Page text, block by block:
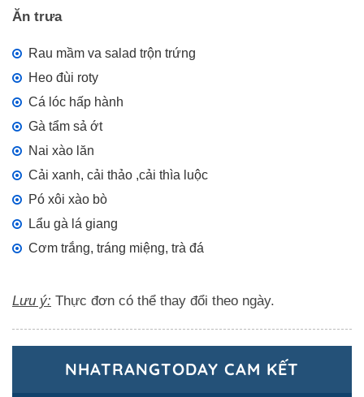
Ăn trưa
Rau mầm va salad trộn trứng
Heo đùi roty
Cá lóc hấp hành
Gà tẩm sả ớt
Nai xào lăn
Cải xanh, cải thảo ,cải thìa luộc
Pó xôi xào bò
Lẩu gà lá giang
Cơm trắng, tráng miệng, trà đá
Lưu ý: Thực đơn có thể thay đổi theo ngày.
NHATRANGTODAY CAM KẾT